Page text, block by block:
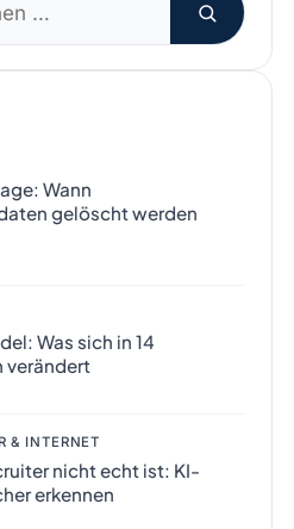
Wann
gelöscht werden
Was sich in 14
verändert
& INTERNET
nicht echt ist: KI-
erkennen